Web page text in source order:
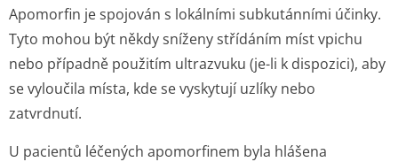
Apomorfin je spojován s lokálními subkutánními účinky.
Tyto mohou být někdy sníženy střídáním míst vpichu
nebo případně použitím ultrazvuku (je-li k dispozici), aby
se vyloučila místa, kde se vyskytují uzlíky nebo
zatvrdnutí.
U pacientů léčených apomorfinem byla hlášena